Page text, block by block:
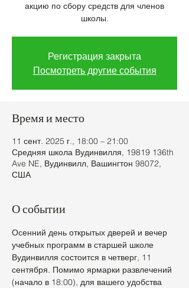
акцию по сбору средств для членов
школы.
Регистрация закрыта
Посмотреть другие события
Время и место
11 сент. 2025 г., 18:00 – 21:00
Средняя школа Вудинвилля, 19819 136th
Ave NE, Вудинвилл, Вашингтон 98072,
США
О событии
Осенний день открытых дверей и вечер
учебных программ в старшей школе
Вудинвилля состоится в четверг, 11
сентября. Помимо ярмарки развлечений
(начало в 18:00), для вашего удобства